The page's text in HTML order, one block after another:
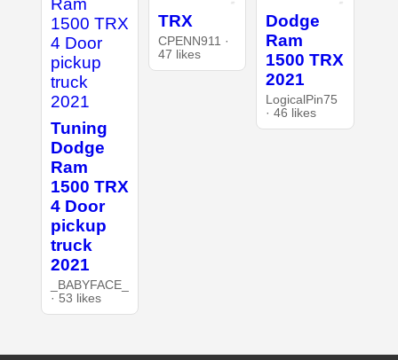
Tuning
Dodge
Ram
1500 TRX
4 Door
pickup
truck
2021
_BABYFACE_
· 53 likes
TRX
CPENN911 ·
47 likes
Dodge
Ram
1500 TRX
2021
LogicalPin75
· 46 likes